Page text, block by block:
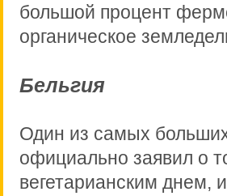
большой процент
органическое
Бельгия
Один из самых больших
официально заявил о
вегетарианским днем,